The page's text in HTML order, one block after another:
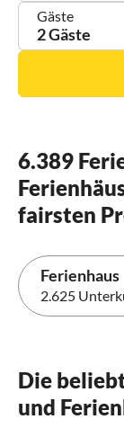
Gäste
2 Gäste
6.389
fairsten
Ferienhaus
2.625
Die
und